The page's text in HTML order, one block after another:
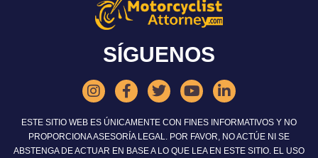
SÍGUENOS
ESTE SITIO WEB ES ÚNICAMENTE CON FINES INFORMATIVOS Y NO
PROPORCIONA ASESORÍA LEGAL. POR FAVOR, NO ACTÚE NI SE
ABSTENGA DE ACTUAR EN BASE A LO QUE LEA EN ESTE SITIO. EL USO